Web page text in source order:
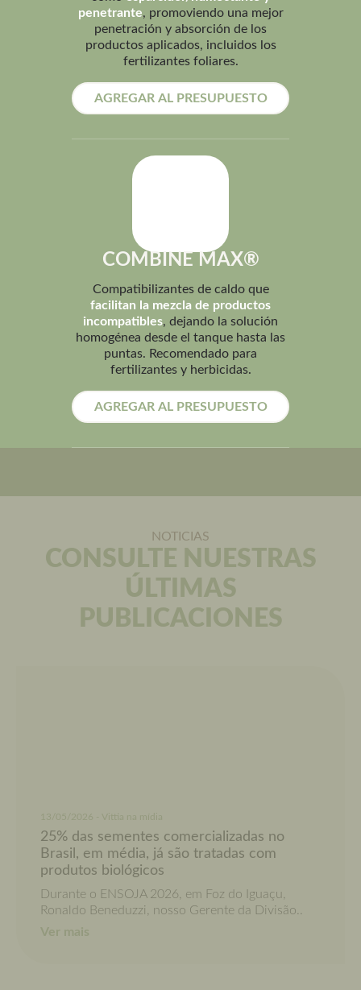
penetrante, promoviendo una mejor
penetración y absorción de los
productos aplicados, incluidos los
fertilizantes foliares.
AGREGAR AL PRESUPUESTO
COMBINE MAX®
Compatibilizantes de caldo que
facilitan la mezcla de productos
incompatibles, dejando la solución
homogénea desde el tanque hasta las
puntas. Recomendado para
fertilizantes y herbicidas.
AGREGAR AL PRESUPUESTO
NOTICIAS
CONSULTE NUESTRAS
ÚLTIMAS
PUBLICACIONES
13/05/2026 - Vittia na mídia
25% das sementes comercializadas no
Brasil, em média, já são tratadas com
produtos biológicos
Durante o ENSOJA 2026, em Foz do Iguaçu,
Ronaldo Beneduzzi, nosso Gerente da Divisão..
Ver mais